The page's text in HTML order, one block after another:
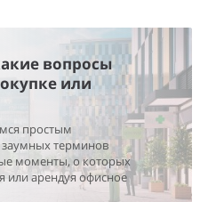
вопросы
или
простым
терминов
моменты, о которых
или арендуя офисное